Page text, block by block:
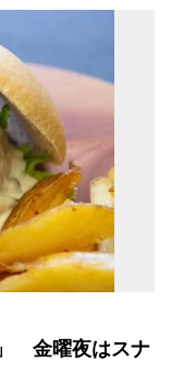
金曜夜はスナ